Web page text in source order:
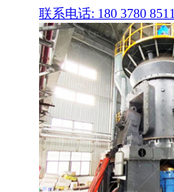
联系电话: 180 3780 8511